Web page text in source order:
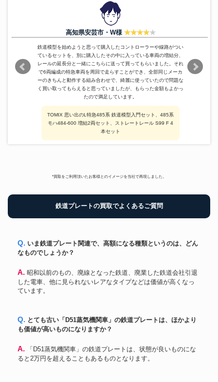
国鉄EF66 0番代 鉄道模型 OJゲ
C53 軌間16.5mm
PENNSYLVANIA
車両全長約925mm 蒸気機関車
SL 外国車両 大型鉄道模型
173,400円
ASTER HOBBY
CLIMAX MFG CO 2 CORRY F
R C＆NRY
77,822円
C57 11号機 晩年タイプ 111,600円
JR 東日本 E353系 スーパーあず
さ 中間 3輌 Bセット
91,200円
MISTRAL 141R 1244 外国車両
蒸気機関車
高知県安芸市・W様
鉄道模型を始めようと思って購入したコントローラーや線路がつい
ているセットを、別に購入したその中に入っている車両の増結分、
レールの延長分と一緒にこちらに送って買ってもらいました。それ
で6両編成の特急車両を周回で走らすことができ、全部同じメーカ
ーのきちんと動作する組み合わせで、綺麗に使っていたので問題な
く買い取ってもらえると思っていましたが、もらった金額もよかっ
たので満足しています。
TOMIX 思い出のL特急485系 鉄道模型入門セット、485系
モハ484-600 増結2両セット、ストレートレール S99 F 4
本セット
*買取をご利用頂いたお客様とのイメージを当社で再現しました。
鉄道プレートの買取でよくあるご質問
Q. いま鉄道プレート関連で、高額になる種類というのは、どん
なものでしょうか？
A. 昭和以前のもの、廃線となった鉄道、廃業した鉄道会社引退
した電車、他に見られないレアなタイプなどは価値が高くなっ
ています。
Q. とても古い「D51蒸気機関車」の鉄道プレートは、ほかより
も価値が高いものになりますか？
A. 「D51蒸気機関車」の鉄道プレートは、状態が良いものにな
ると2万円を超えることもあるものとなります。